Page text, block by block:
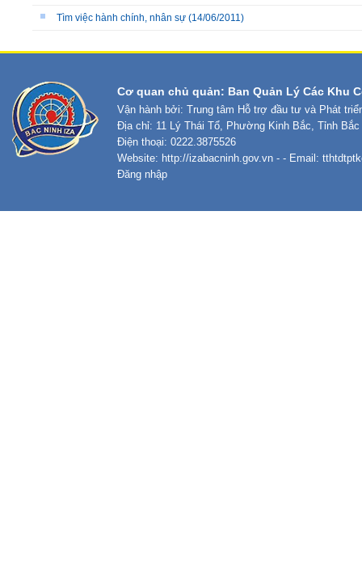
Tìm việc hành chính, nhân sự (14/06/2011)
Cơ quan chủ quản: Ban Quản Lý Các Khu
Vận hành bởi: Trung tâm Hỗ trợ đầu tư và Phát
Địa chỉ: 11 Lý Thái Tổ, Phường Kinh Bắc, Tỉnh Bắc
Điện thoại: 0222.3875526
Website: http://izabacninh.gov.vn - - Email:
Đăng nhập